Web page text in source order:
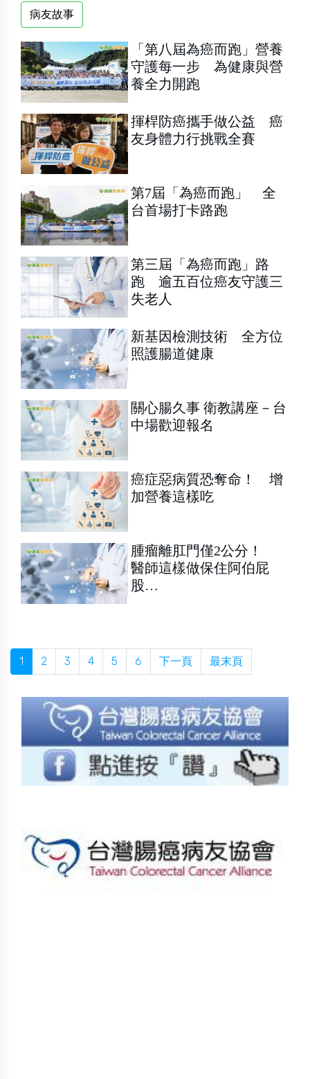
病友故事
「第八屆為癌而跑」營養
守護每一步 為健康與營
養全力開跑
揮桿防癌攜手做公益 癌
友身體力行挑戰全賽
第7屆「為癌而跑」 全
台首場打卡路跑
第三屆「為癌而跑」路
跑 逾五百位癌友守護三
失老人
新基因檢測技術 全方位
照護腸道健康
關心腸久事 衛教講座－台
中場歡迎報名
癌症惡病質恐奪命！ 增
加營養這樣吃
腫瘤離肛門僅2公分！
醫師這樣做保住阿伯屁
股…
1 2 3 4 5 6 下一頁 最末頁